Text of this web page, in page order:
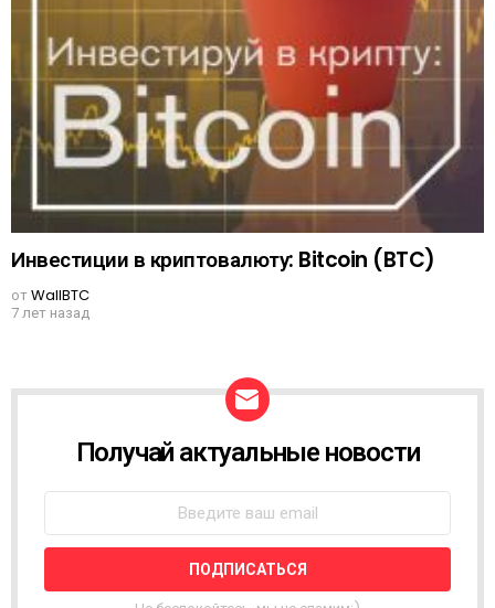
Инвестиции в криптовалюту: Bitcoin (BTC)
отWallBTC
7 лет назад
W
L
E
T
Получай актуальные новости